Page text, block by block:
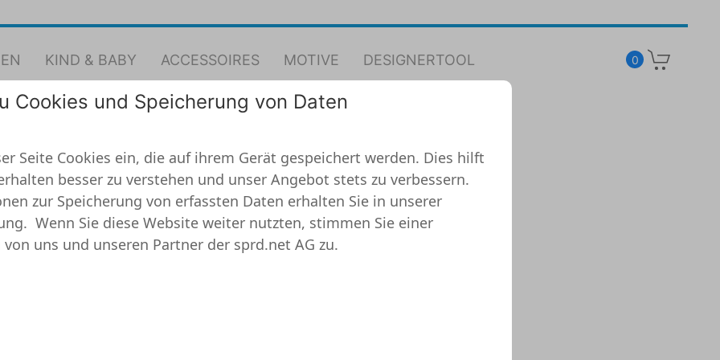
KIND & BABY ACCESSOIRES MOTIVE DESIGNERTOOL 0
Langarmshirt
Cookies und Speicherung von Daten
Seite Cookies ein, die auf ihrem Gerät gespeichert werden. Dies hilft
besser zu verstehen und unser Angebot stets zu verbessern.
zur Speicherung von erfassten Daten erhalten Sie in unserer
Wenn Sie diese Website weiter nutzten, stimmen Sie einer
uns und unseren Partner der sprd.net AG zu.